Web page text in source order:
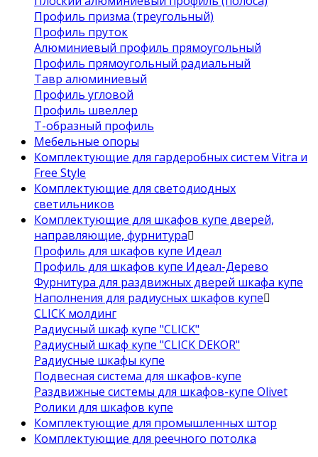
Профиль призма (треугольный)
Профиль пруток
Алюминиевый профиль прямоугольный
Профиль прямоугольный радиальный
Тавр алюминиевый
Профиль угловой
Профиль швеллер
Т-образный профиль
Мебельные опоры
Комплектующие для гардеробных систем Vitra и
Free Style
Комплектующие для светодиодных
светильников
Комплектующие для шкафов купе дверей,
направляющие, фурнитура
Профиль для шкафов купе Идеал
Профиль для шкафов купе Идеал-Дерево
Фурнитура для раздвижных дверей шкафа купе
Наполнения для радиусных шкафов купе
CLICK молдинг
Радиусный шкаф купе "CLICK"
Радиусный шкаф купе "CLICK DEKOR"
Радиусные шкафы купе
Подвесная система для шкафов-купе
Раздвижные системы для шкафов-купе Olivet
Ролики для шкафов купе
Комплектующие для промышленных штор
Комплектующие для реечного потолка